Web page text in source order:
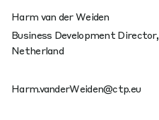
Harm van der Weiden
Business Development Director,
Netherland
Harm.vanderWeiden@ctp.eu